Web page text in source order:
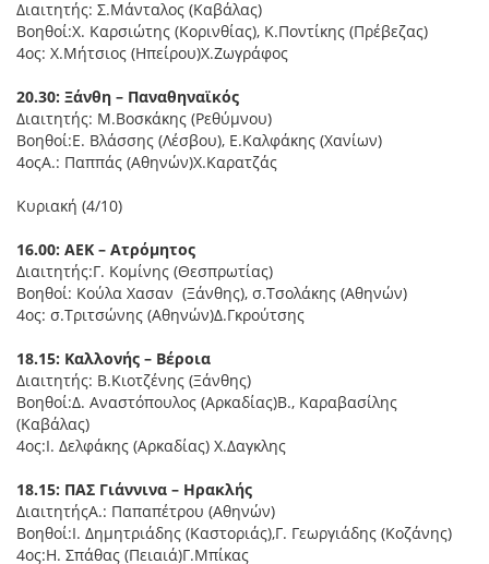
Διαιτητής: Σ.Μάνταλος (Καβάλας)
Βοηθοί:Χ. Καρσιώτης (Κορινθίας), Κ.Ποντίκης (Πρέβεζας)
4ος: Χ.Μήτσιος (Ηπείρου)Χ.Ζωγράφος
20.30: Ξάνθη – Παναθηναϊκός
Διαιτητής: Μ.Βοσκάκης (Ρεθύμνου)
Βοηθοί:Ε. Βλάσσης (Λέσβου), Ε.Καλφάκης (Χανίων)
4οςΑ.: Παππάς (Αθηνών)Χ.Καρατζάς
Κυριακή (4/10)
16.00: ΑΕΚ – Ατρόμητος
Διαιτητής:Γ. Κομίνης (Θεσπρωτίας)
Βοηθοί: Κούλα Χασαν (Ξάνθης), σ.Τσολάκης (Αθηνών)
4ος: σ.Τριτσώνης (Αθηνών)Δ.Γκρούτσης
18.15: Καλλονής – Βέροια
Διαιτητής: Β.Κιοτζένης (Ξάνθης)
Βοηθοί:Δ. Αναστόπουλος (Αρκαδίας)Β., Καραβασίλης
(Καβάλας)
4ος:Ι. Δελφάκης (Αρκαδίας) Χ.Δαγκλης
18.15: ΠΑΣ Γιάννινα – Ηρακλής
ΔιαιτητήςΑ.: Παπαπέτρου (Αθηνών)
Βοηθοί:Ι. Δημητριάδης (Καστοριάς),Γ. Γεωργιάδης (Κοζάνης)
4ος:Η. Σπάθας (Πειαιά)Γ.Μπίκας